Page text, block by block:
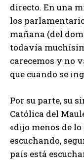
directo. En una
los
mañana (del
todavía
carecemos y no
que cuando se
Por su parte, su
Católica del
«dijo menos de
escuchando,
país está